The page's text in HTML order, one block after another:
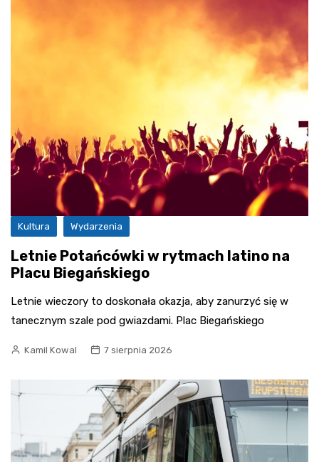
Kultura Wydarzenia
Letnie Potańcówki w rytmach latino na
Placu Biegańskiego
Letnie wieczory to doskonała okazja, aby zanurzyć się w
tanecznym szale pod gwiazdami. Plac Biegańskiego
Kamil Kowal 7 sierpnia 2026